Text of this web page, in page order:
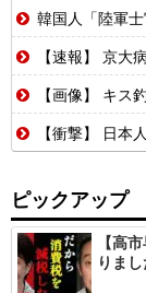
韓国人「陸軍士官学校
【速報】 京大病院、
【画像】 キス
【衝撃】 日本人が減
ピックアップ
【高
りま